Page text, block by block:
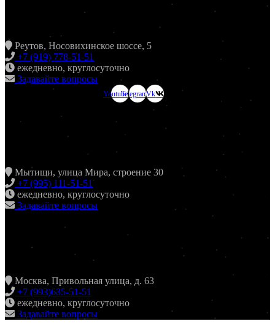
Реутов, Носовихинское шоссе, 5
+7 (919) 778-51-51
ежедневно, круглосуточно
Задавайте вопросы
YoutubeTelegramVk
ХИНКАЛЬНАЯ24
Мытищи, улица Мира, строение 30
+7 (995) 111-51-51
ежедневно, круглосуточно
Задавайте вопросы
Москва, Привольная улица, д. 63
+7 (993)635-51-51
ежедневно, круглосуточно
Задавайте вопросы